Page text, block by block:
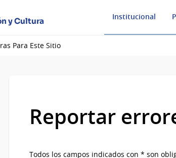
y Cultura
Institucional
Para Este Sitio
Reportar
Todos los campos indicados con * son